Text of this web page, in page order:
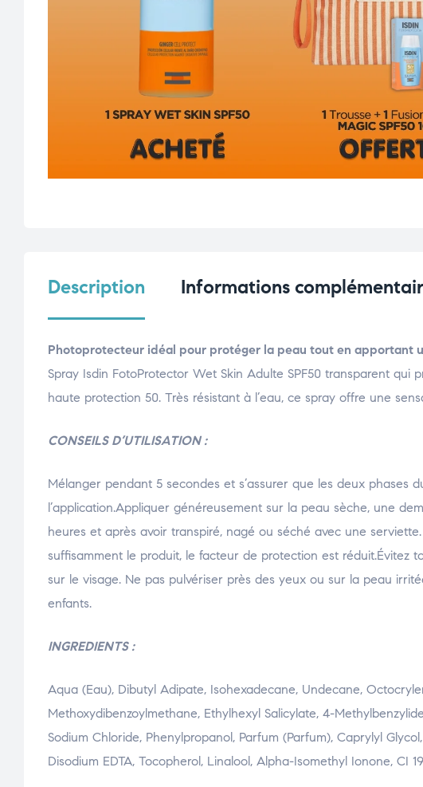
Description Informations
Photoprotecteur idéal pour protéger la peau tout en apportant
Spray Isdin FotoProtector Wet Skin Adulte SPF50 transparent
haute protection 50. Très résistant à l’eau, ce spray offre une
CONSEILS D’UTILISATION :
Mélanger pendant 5 secondes et s’assurer que les deux phases
l’application.Appliquer généreusement sur la peau sèche, une
heures et après avoir transpiré, nagé ou séché avec une
suffisamment le produit, le facteur de protection est réduit.Évitez
sur le visage. Ne pas pulvériser près des yeux ou sur la peau
enfants.
INGREDIENTS :
Aqua (Eau), Dibutyl Adipate, Isohexadecane, Undecane,
Methoxydibenzoylmethane, Ethylhexyl Salicylate, 4-
Sodium Chloride, Phenylpropanol, Parfum (Parfum), Caprylyl
Disodium EDTA, Tocopherol, Linalool, Alpha-Isomethyl Ionone, CI